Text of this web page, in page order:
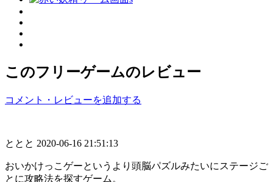
このフリーゲームのレビュー
コメント・レビューを追加する
ととと 2020-06-16 21:51:13
おいかけっこゲーというより頭脳パズルみたいにステージご
とに攻略法を探すゲーム。